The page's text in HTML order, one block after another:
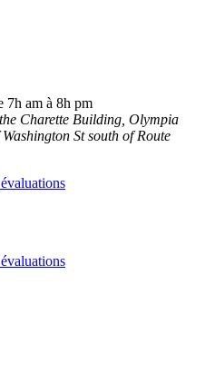
7h am à 8h pm
Charette Building, Olympia
St south of Route